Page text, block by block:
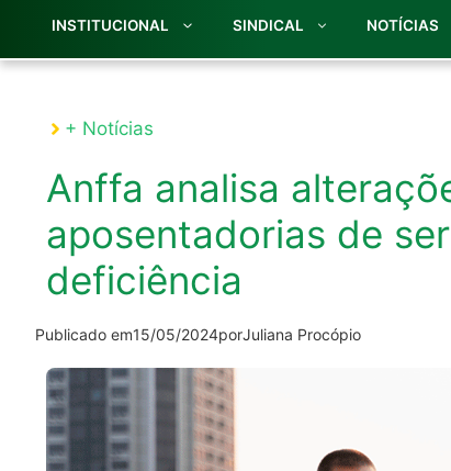
INSTITUCIONAL SINDICAL NOTÍCIAS
+ Notícias
Anffa analisa
aposentadorias de
deficiência
Publicado em15/05/2024porJuliana Procópio